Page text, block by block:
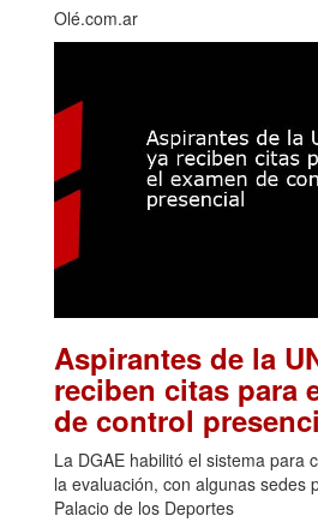
Olé.com.ar
Aspirantes de la
reciben citas para
de control
La DGAE habilitó el sistema para
la evaluación, con algunas sedes
Palacio de los Deportes